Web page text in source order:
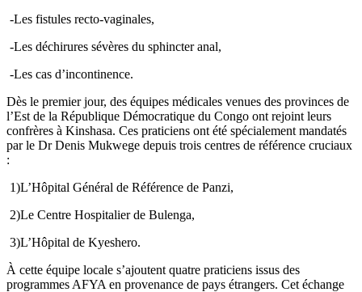
-Les fistules recto-vaginales,
-Les déchirures sévères du sphincter anal,
-Les cas d’incontinence.
Dès le premier jour, des équipes médicales venues des provinces de
l’Est de la République Démocratique du Congo ont rejoint leurs
confrères à Kinshasa. Ces praticiens ont été spécialement mandatés
par le Dr Denis Mukwege depuis trois centres de référence cruciaux
:
1)L’Hôpital Général de Référence de Panzi,
2)Le Centre Hospitalier de Bulenga,
3)L’Hôpital de Kyeshero.
À cette équipe locale s’ajoutent quatre praticiens issus des
programmes AFYA en provenance de pays étrangers. Cet échange